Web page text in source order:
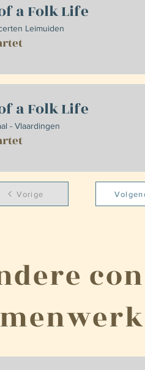
a Folk Life
Leimuiden
a Folk Life
- Vlaardingen
Vorige